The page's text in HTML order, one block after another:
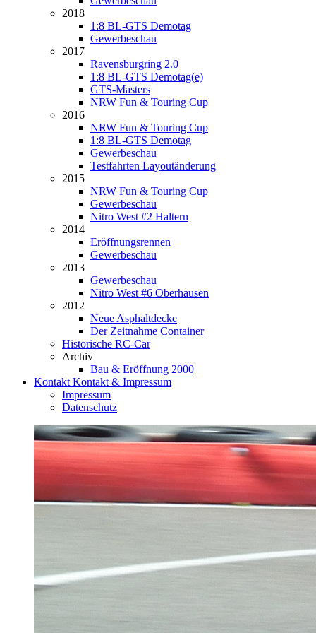
2018
1:8 BL-GTS Demotag
Gewerbeschau
2017
Ravensburgring 2.0
1:8 BL-GTS Demotag(e)
GTS-Masters
NRW Fun & Touring Cup
2016
NRW Fun & Touring Cup
1:8 BL-GTS Demotag
Gewerbeschau
Testfahrten Layoutänderung
2015
NRW Fun & Touring Cup
Gewerbeschau
Nitro West #2 Haltern
2014
Eröffnungsrennen
Gewerbeschau
2013
Gewerbeschau
Nitro West #6 Oberhausen
2012
Neue Asphaltdecke
Der Zeitnahme Container
Historische RC-Car
Archiv
Bau & Eröffnung 2000
Kontakt Kontakt & Impressum
Impressum
Datenschutz